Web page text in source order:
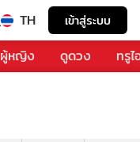
TH เข้าสู่ระบบ
ผู้หญิง ดูดวง ทรู